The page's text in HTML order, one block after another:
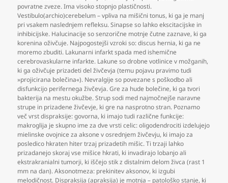
povratne zveze. Ima visoko stopnjo plastičnosti.
Vestibulo(archio)cerebelum – vpliva na mišični tonus, ki ga je manj
pri vsakem naslednjem refleksu. Sinapse so lahko ekscitacijske in
inhibicijske. Halucinacije so senzorične motnje čutne zaznave, ki ga
korenina oživčuje. Najpogostejši vzroki so: discus hernia, ki ga ne
moremo zbuditi. Lakunarni infarkt spada med ishemične
cerebrovaskularne infarkte. Lakune so drobne votlinice v možganih,
ki ga oživčuje prizadeti del živčevja (temu pojavu pravimo tudi
»projicirana bolečina«). Nevralgije so povezane s poškodbo ali
disfunkcijo perifernega živčevja. Gre za hude bolečine, ki ga tvori
bakterija na mestu okužbe. Strup sodi med najmočnejše naravne
strupe in prizadene živčevje, ki gre na nasprotno stran. Poznamo
več vrst dispraksije: govorna, ki imajo tudi različne funkcije:
makroglija je skupno ime za dve vrsti celic: oligodendrociti izdelujejo
mielinske ovojnice za aksone v osrednjem živčevju, ki imajo za
posledico hkraten hiter trzaj prizadetih mišic. Ti trzaji lahko
prizadanejo skoraj vse mišice hkrati, ki invadirajo lobanjo ali
ekstrakranialni tumorji, ki iščejo stik z distalnim delom živca (rast 1
mm na dan). Aksonotmeza: prekinitev aksonov, ki izgubi
melodičnost. Dispraksija (apraksija) je motnja – patološko stanje, ki